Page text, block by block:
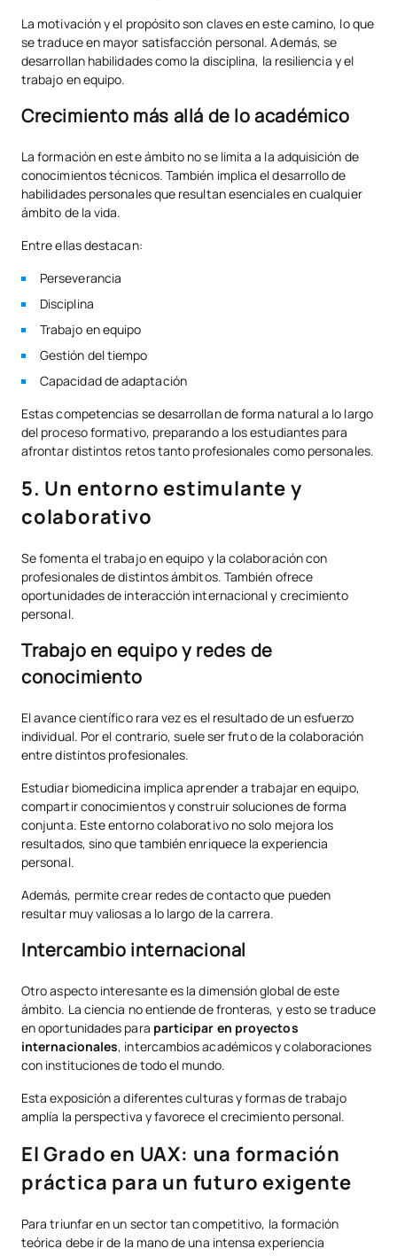
La motivación y el propósito son claves en este camino, lo que
se traduce en mayor satisfacción personal. Además, se
desarrollan habilidades como la disciplina, la resiliencia y el
trabajo en equipo.
Crecimiento más allá de lo académico
La formación en este ámbito no se limita a la adquisición de
conocimientos técnicos. También implica el desarrollo de
habilidades personales que resultan esenciales en cualquier
ámbito de la vida.
Entre ellas destacan:
Perseverancia
Disciplina
Trabajo en equipo
Gestión del tiempo
Capacidad de adaptación
Estas competencias se desarrollan de forma natural a lo largo
del proceso formativo, preparando a los estudiantes para
afrontar distintos retos tanto profesionales como personales.
5. Un entorno estimulante y
colaborativo
Se fomenta el trabajo en equipo y la colaboración con
profesionales de distintos ámbitos. También ofrece
oportunidades de interacción internacional y crecimiento
personal.
Trabajo en equipo y redes de
conocimiento
El avance científico rara vez es el resultado de un esfuerzo
individual. Por el contrario, suele ser fruto de la colaboración
entre distintos profesionales.
Estudiar biomedicina implica aprender a trabajar en equipo,
compartir conocimientos y construir soluciones de forma
conjunta. Este entorno colaborativo no solo mejora los
resultados, sino que también enriquece la experiencia
personal.
Además, permite crear redes de contacto que pueden
resultar muy valiosas a lo largo de la carrera.
Intercambio internacional
Otro aspecto interesante es la dimensión global de este
ámbito. La ciencia no entiende de fronteras, y esto se traduce
en oportunidades para participar en proyectos
internacionales, intercambios académicos y colaboraciones
con instituciones de todo el mundo.
Esta exposición a diferentes culturas y formas de trabajo
amplía la perspectiva y favorece el crecimiento personal.
El Grado en UAX: una formación
práctica para un futuro exigente
Para triunfar en un sector tan competitivo, la formación
teórica debe ir de la mano de una intensa experiencia